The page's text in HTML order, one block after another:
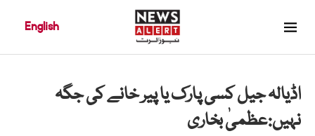
English
اڈیالہ جیل کسی پارک یا پیر خانے کی جگہ
نہیں:عظمیٰ بخاری